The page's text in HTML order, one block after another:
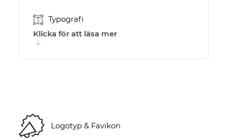
Typografi
Klicka för att läsa mer
Logotyp & Favikon